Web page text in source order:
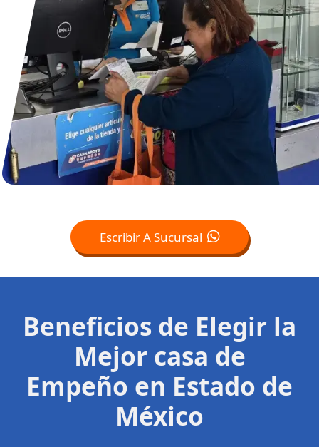
Escribir A Sucursal
Beneficios de Elegir la
Mejor casa de
Empeño en Estado de
México